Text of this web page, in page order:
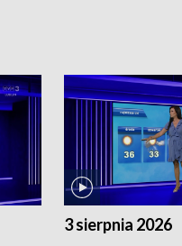
3 sierpnia 2026